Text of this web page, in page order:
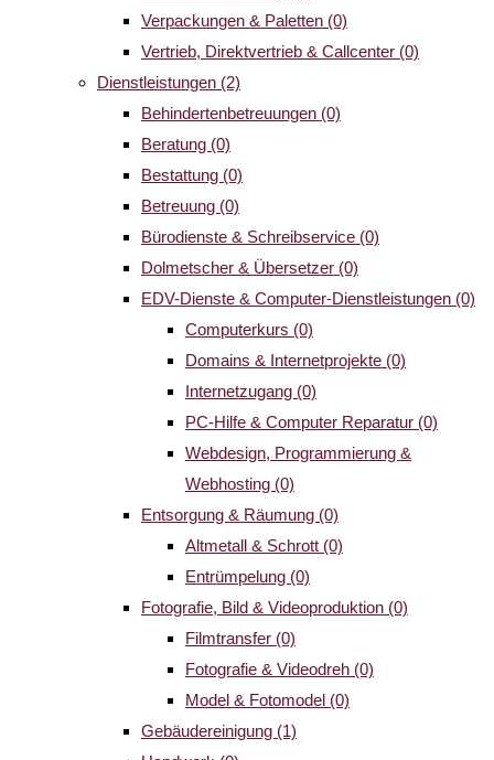
Verpackungen & Paletten (0)
Vertrieb, Direktvertrieb & Callcenter (0)
Dienstleistungen (2)
Behindertenbetreuungen (0)
Beratung (0)
Bestattung (0)
Betreuung (0)
Bürodienste & Schreibservice (0)
Dolmetscher & Übersetzer (0)
EDV-Dienste & Computer-Dienstleistungen (0)
Computerkurs (0)
Domains & Internetprojekte (0)
Internetzugang (0)
PC-Hilfe & Computer Reparatur (0)
Webdesign, Programmierung &
Webhosting (0)
Entsorgung & Räumung (0)
Altmetall & Schrott (0)
Entrümpelung (0)
Fotografie, Bild & Videoproduktion (0)
Filmtransfer (0)
Fotografie & Videodreh (0)
Model & Fotomodel (0)
Gebäudereinigung (1)